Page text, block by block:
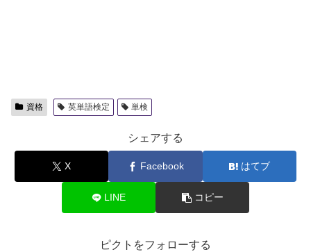
資格 英単語検定 単検
シェアする
X Facebook はてブ
LINE コピー
ピクトをフォローする